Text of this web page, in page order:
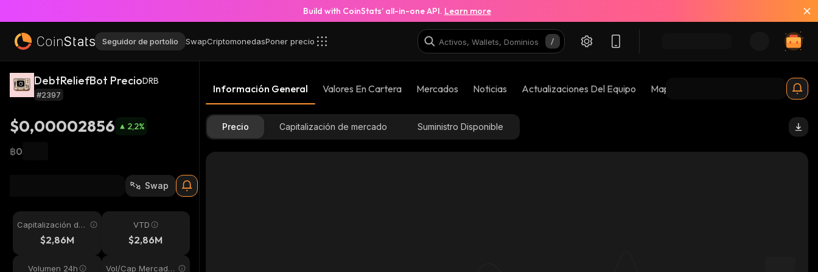
Build with CoinStats’ all-in-one API. Learn more
Seguidor de portolio SwapCriptomonedasPoner precio
DebtReliefBot PrecioDRB
#2397
$0,00002856 2,2%
฿0
Swap
Capitalización de
mercado$2,86M
VTD
$2,86M
Volumen 24h Vol/Cap Mercado
Información General Valores En Cartera Mercados Noticias Actualizaciones Del Equipo Mapas De Burbujas
Precio Capitalización de mercado Suministro Disponible